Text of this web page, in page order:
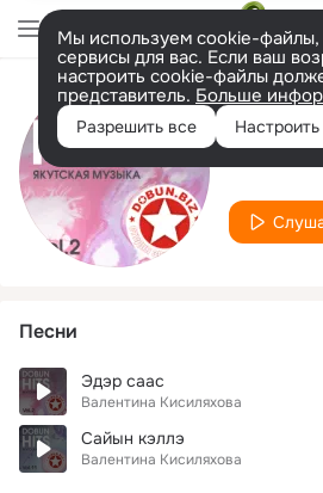
Мы используем cookie-файлы,
сервисы для вас. Если ваш
настроить cookie-файлы
представитель. Больше
Разрешить все Настроить
Песни
Эдэр саас
Валентина Кисиляхова
Сайын кэллэ
Валентина Кисиляхова